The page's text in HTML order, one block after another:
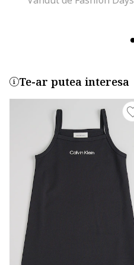
Te-ar putea interesa